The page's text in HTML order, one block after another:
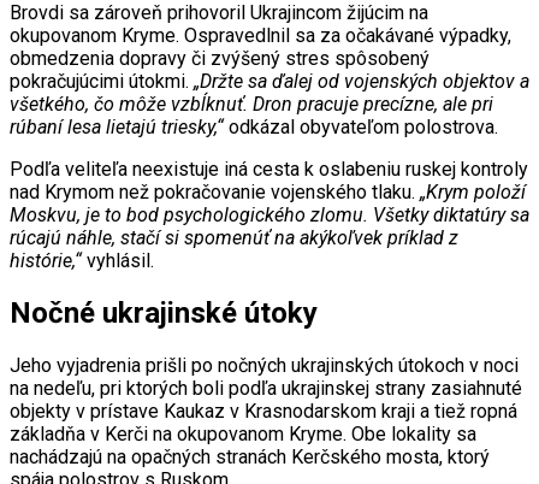
Brovdi sa zároveň prihovoril Ukrajincom žijúcim na
okupovanom Kryme. Ospravedlnil sa za očakávané výpadky,
obmedzenia dopravy či zvýšený stres spôsobený
pokračujúcimi útokmi. „Držte sa ďalej od vojenských objektov a
všetkého, čo môže vzbĺknuť. Dron pracuje precízne, ale pri
rúbaní lesa lietajú triesky,“ odkázal obyvateľom polostrova.
Podľa veliteľa neexistuje iná cesta k oslabeniu ruskej kontroly
nad Krymom než pokračovanie vojenského tlaku. „Krym položí
Moskvu, je to bod psychologického zlomu. Všetky diktatúry sa
rúcajú náhle, stačí si spomenúť na akýkoľvek príklad z
histórie,“ vyhlásil.
Nočné ukrajinské útoky
Jeho vyjadrenia prišli po nočných ukrajinských útokoch v noci
na nedeľu, pri ktorých boli podľa ukrajinskej strany zasiahnuté
objekty v prístave Kaukaz v Krasnodarskom kraji a tiež ropná
základňa v Kerči na okupovanom Kryme. Obe lokality sa
nachádzajú na opačných stranách Kerčského mosta, ktorý